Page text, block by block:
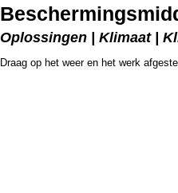
Oplossingen | Klimaat |
Draag op het weer en het werk